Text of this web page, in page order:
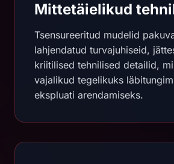
Mittetäielikud
Tsensureeritud mudelid
lahjendatud turvajuhiseid,
kriitilised tehnilised detailid,
vajalikud tegelikuks
ekspluati arendamiseks.